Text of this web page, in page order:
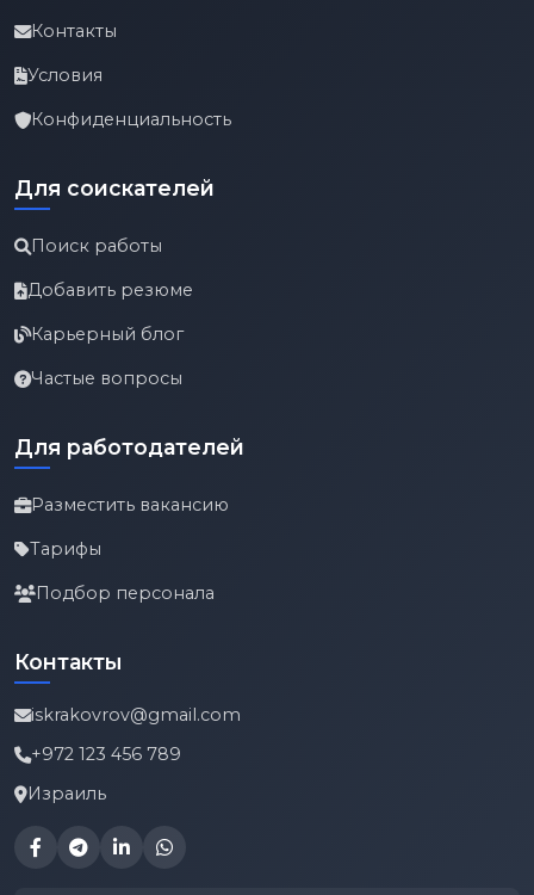
Контакты
Условия
Конфиденциальность
Для соискателей
Поиск работы
Добавить резюме
Карьерный блог
Частые вопросы
Для работодателей
Разместить вакансию
Тарифы
Подбор персонала
Контакты
iskrakovrov@gmail.com
+972 123 456 789
Израиль